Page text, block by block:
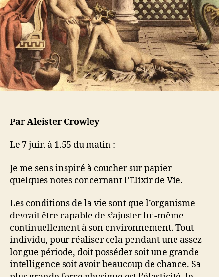
a
r
t
i
c
l
e
t
i
c
l
e
C
C
X
L
I
I
I
:
A
Par Aleister Crowley
Le 7 juin à 1.55 du matin :
Je me sens inspiré à coucher sur papier
quelques notes concernant l’Elixir de Vie.
Les conditions de la vie sont que l’organisme
devrait être capable de s’ajuster lui-même
continuellement à son environnement. Tout
individu, pour réaliser cela pendant une assez
longue période, doit posséder soit une grande
intelligence soit avoir beaucoup de chance. Sa